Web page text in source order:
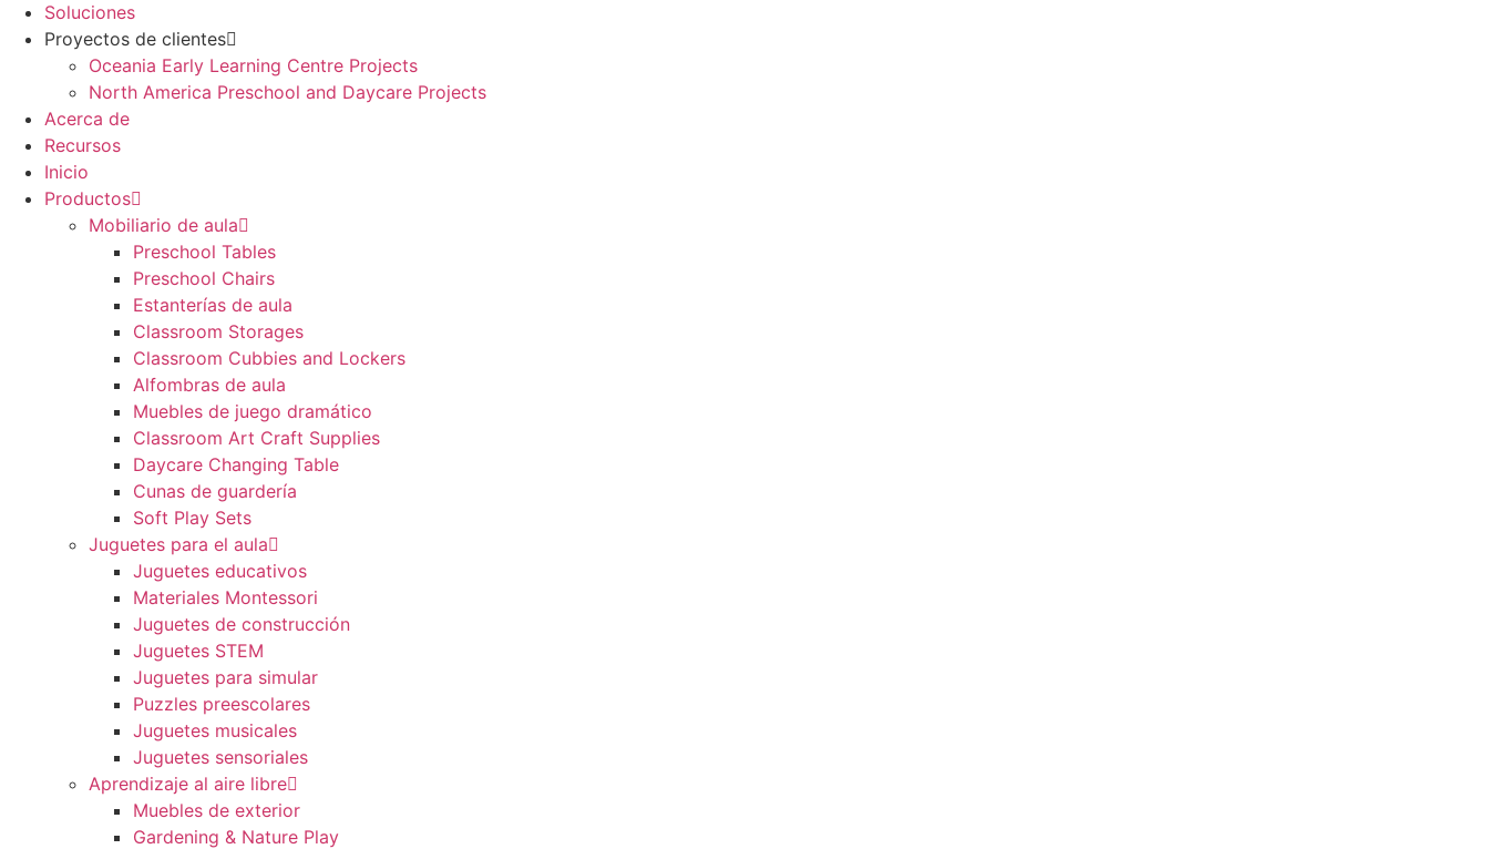
Soluciones
Proyectos de clientes
Oceania Early Learning Centre Projects
North America Preschool and Daycare Projects
Acerca de
Recursos
Inicio
Productos
Mobiliario de aula
Preschool Tables
Preschool Chairs
Estanterías de aula
Classroom Storages
Classroom Cubbies and Lockers
Alfombras de aula
Muebles de juego dramático
Classroom Art Craft Supplies
Daycare Changing Table
Cunas de guardería
Soft Play Sets
Juguetes para el aula
Juguetes educativos
Materiales Montessori
Juguetes de construcción
Juguetes STEM
Juguetes para simular
Puzzles preescolares
Juguetes musicales
Juguetes sensoriales
Aprendizaje al aire libre
Muebles de exterior
Gardening & Nature Play